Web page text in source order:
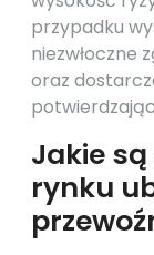
przypadku
niezwłoczne
oraz
Jakie
rynku